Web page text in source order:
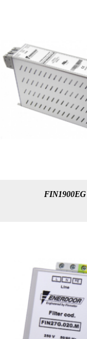
FIN1900EG